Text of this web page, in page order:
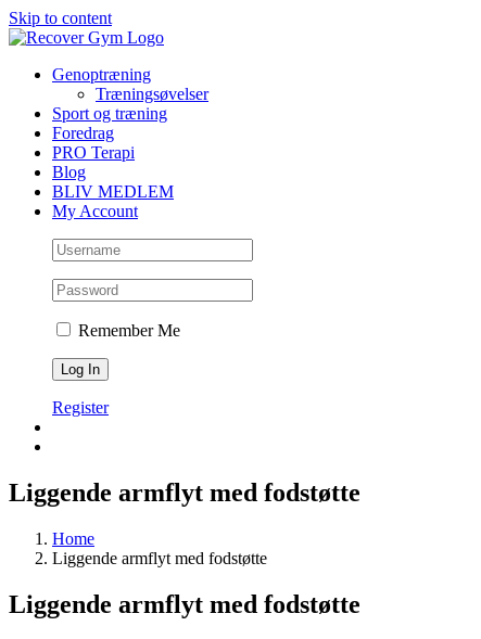
Skip to content
Genoptræning
Træningsøvelser
Sport og træning
Foredrag
PRO Terapi
Blog
BLIV MEDLEM
My Account
Remember Me
Register
Liggende armflyt med fodstøtte
Home
Liggende armflyt med fodstøtte
Liggende armflyt med fodstøtte